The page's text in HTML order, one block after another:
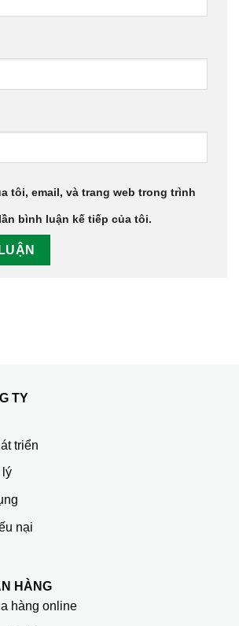
tôi, email, và trang web trong trình
bình luận kế tiếp của tôi.
TY
triển
lý
nại
HÀNG
hàng online